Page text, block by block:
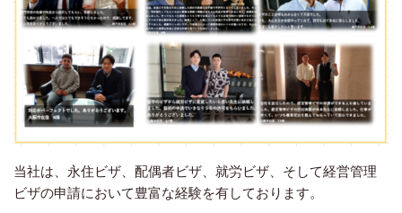
当社は、永住ビザ、配偶者ビザ、就労ビザ、そして経営管理
ビザの申請において豊富な経験を有しております。